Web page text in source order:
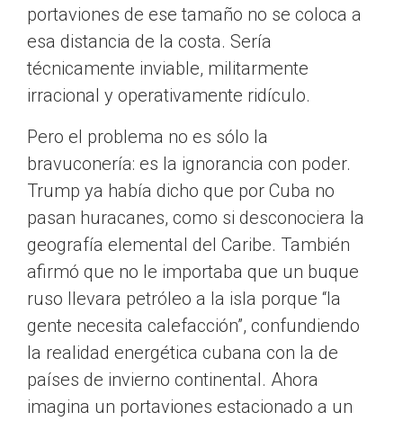
portaviones de ese tamaño no se coloca a
esa distancia de la costa. Sería
técnicamente inviable, militarmente
irracional y operativamente ridículo.
Pero el problema no es sólo la
bravuconería: es la ignorancia con poder.
Trump ya había dicho que por Cuba no
pasan huracanes, como si desconociera la
geografía elemental del Caribe. También
afirmó que no le importaba que un buque
ruso llevara petróleo a la isla porque “la
gente necesita calefacción”, confundiendo
la realidad energética cubana con la de
países de invierno continental. Ahora
imagina un portaviones estacionado a un